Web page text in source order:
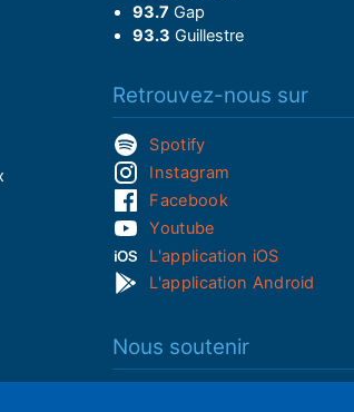
93.7 Gap
93.3 Guillestre
Retrouvez-nous sur
Spotify
Instagram
Facebook
Youtube
L'application iOS
L'application Android
Nous soutenir